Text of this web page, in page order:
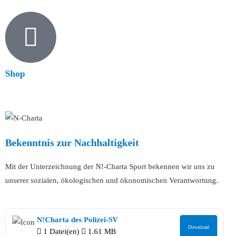
Shop
Bekenntnis zur Nachhaltigkeit
Mit der Unterzeichnung der N!-Charta Sport bekennen wir uns zu
unserer sozialen, ökologischen und ökonomischen Verantwortung.
N!Charta des Polizei-SV
1 Datei(en)
1.61 MB
Download